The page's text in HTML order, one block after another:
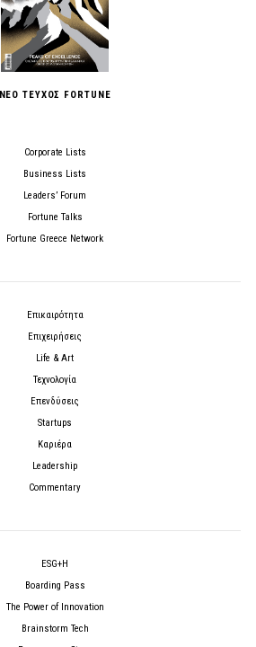
ΝΕΟ ΤΕΥΧΟΣ FORTUNE
Corporate Lists
Business Lists
Leaders’ Forum
Fortune Talks
Fortune Greece Network
Επικαιρότητα
Επιχειρήσεις
Life & Art
Τεχνολογία
Επενδύσεις
Startups
Καριέρα
Leadership
Commentary
ESG+H
Boarding Pass
The Power of Innovation
Brainstorm Tech